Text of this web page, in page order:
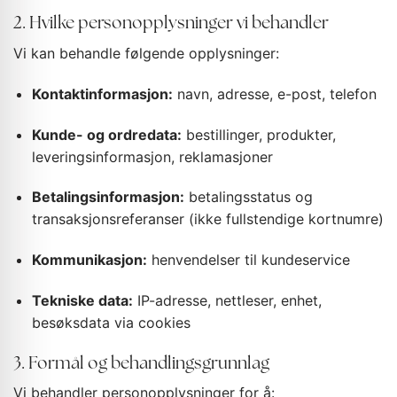
2. Hvilke personopplysninger vi behandler
Vi kan behandle følgende opplysninger:
Kontaktinformasjon: navn, adresse, e-post, telefon
Kunde- og ordredata: bestillinger, produkter,
leveringsinformasjon, reklamasjoner
Betalingsinformasjon: betalingsstatus og
transaksjonsreferanser (ikke fullstendige kortnumre)
Kommunikasjon: henvendelser til kundeservice
Tekniske data: IP-adresse, nettleser, enhet,
besøksdata via cookies
3. Formål og behandlingsgrunnlag
Vi behandler personopplysninger for å: